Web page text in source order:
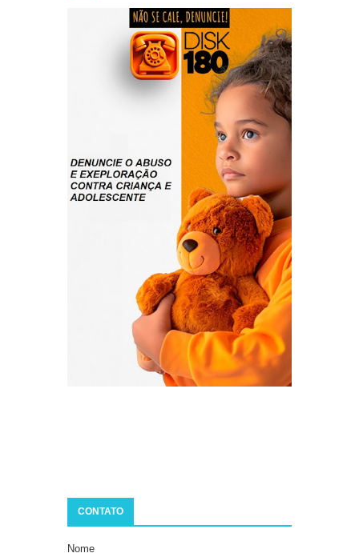
CONTATO
Nome